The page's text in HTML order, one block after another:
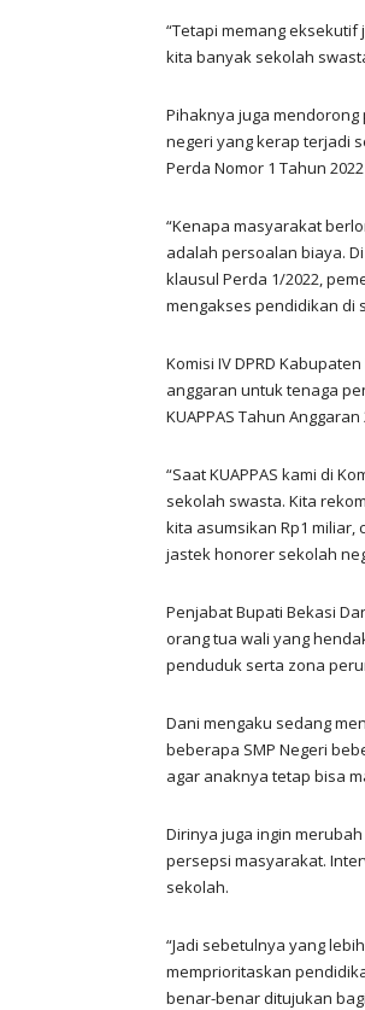
“Tetapi memang
kita banyak sekolah
Pihaknya juga
negeri yang kerap terjadi
Perda Nomor 1 Tahun
“Kenapa masyarakat
adalah persoalan biaya.
klausul Perda 1/2022,
mengakses pendidikan di
Komisi IV DPRD
anggaran untuk tenaga
KUAPPAS Tahun Anggaran
“Saat KUAPPAS kami di
sekolah swasta. Kita
kita asumsikan Rp1
jastek honorer sekolah
Penjabat Bupati Bekasi
orang tua wali yang
penduduk serta zona
Dani mengaku sedang
beberapa SMP Negeri
agar anaknya tetap bisa
Dirinya juga ingin
persepsi masyarakat.
sekolah.
“Jadi sebetulnya yang
memprioritaskan
benar-benar ditujukan